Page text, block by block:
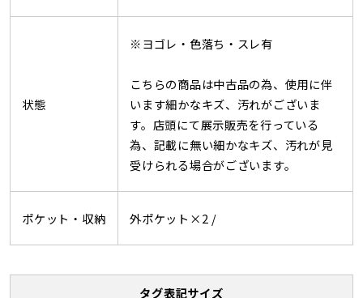
状態
※ヨゴレ・色落ち・スレ有
こちらの商品は中古品の為、使用に伴
います細かなキズ、汚れがございま
す。店頭にて展示販売を行っている
為、記載に無い細かなキズ、汚れが見
受けられる場合がございます。
ポケット・収納 外ポケット×2 /
タグ表記サイズ